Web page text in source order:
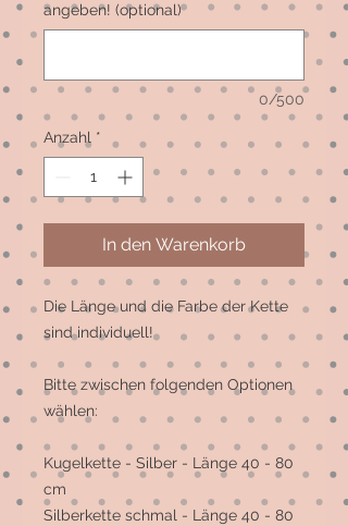
angeben! (optional)
0/500
Anzahl *
In den Warenkorb
Die Länge und die Farbe der Kette
sind individuell!
Bitte zwischen folgenden Optionen
wählen:
Kugelkette - Silber - Länge 40 - 80
cm
Silberkette schmal - Länge 40 - 80